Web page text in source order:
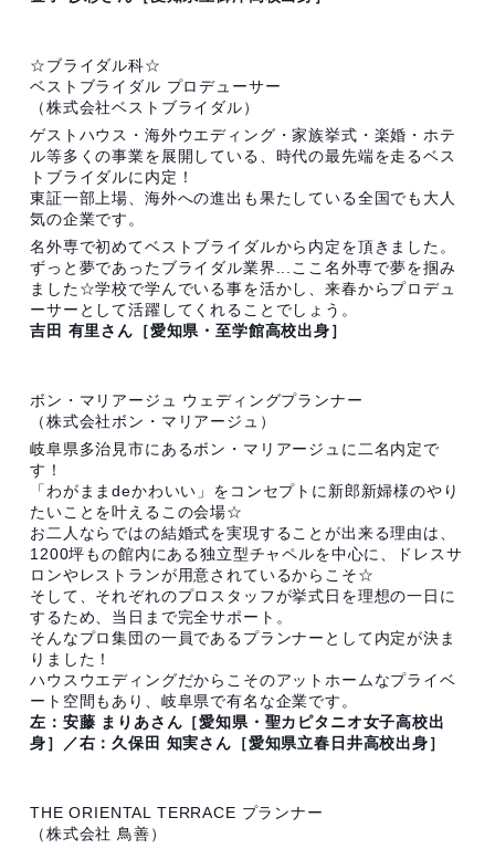
☆ブライダル科☆
ベストブライダル プロデューサー
（株式会社ベストブライダル）
ゲストハウス・海外ウエディング・家族挙式・楽婚・ホテ
ル等多くの事業を展開している、時代の最先端を走るベス
トブライダルに内定！
東証一部上場、海外への進出も果たしている全国でも大人
気の企業です。
名外専で初めてベストブライダルから内定を頂きました。
ずっと夢であったブライダル業界...ここ名外専で夢を掴み
ました☆学校で学んでいる事を活かし、来春からプロデュ
ーサーとして活躍してくれることでしょう。
吉田 有里さん［愛知県・至学館高校出身］
ボン・マリアージュ ウェディングプランナー
（株式会社ボン・マリアージュ）
岐阜県多治見市にあるボン・マリアージュに二名内定で
す！
「わがままdeかわいい」をコンセプトに新郎新婦様のやり
たいことを叶えるこの会場☆
お二人ならではの結婚式を実現することが出来る理由は、
1200坪もの館内にある独立型チャペルを中心に、ドレスサ
ロンやレストランが用意されているからこそ☆
そして、それぞれのプロスタッフが挙式日を理想の一日に
するため、当日まで完全サポート。
そんなプロ集団の一員であるプランナーとして内定が決ま
りました！
ハウスウエディングだからこそのアットホームなプライベ
ート空間もあり、岐阜県で有名な企業です。
左：安藤 まりあさん［愛知県・聖カピタニオ女子高校出
身］／右：久保田 知実さん［愛知県立春日井高校出身］
THE ORIENTAL TERRACE プランナー
（株式会社 鳥善）